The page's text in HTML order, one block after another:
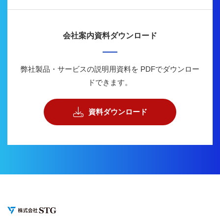
会社案内資料ダウンロード
弊社製品・サービスの説明用資料を PDFでダウンロー
ドできます。
資料ダウンロード